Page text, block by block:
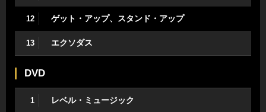
12 ゲット・アップ、スタンド・アップ
13 エクソダス
DVD
1 レベル・ミュージック